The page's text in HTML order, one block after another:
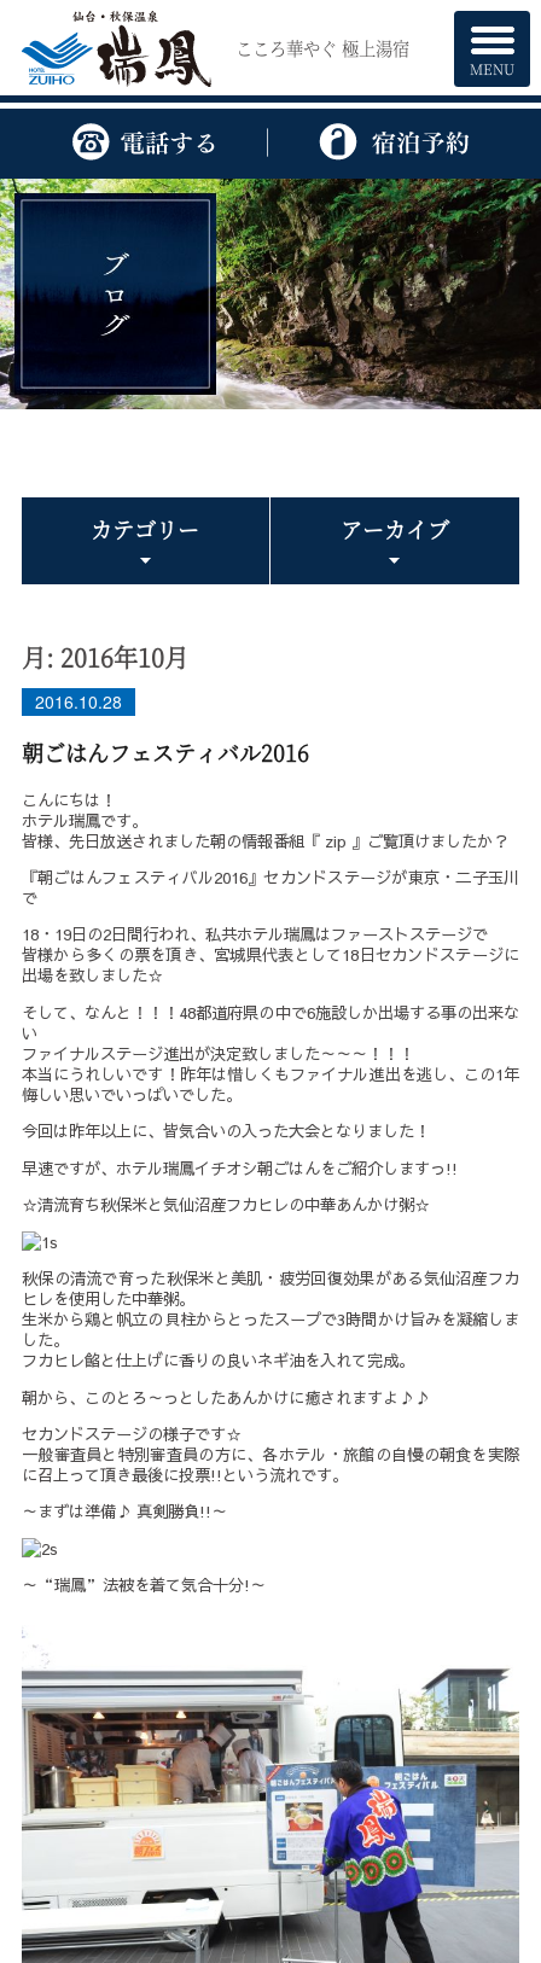
こころ華やぐ 極上湯宿
MENU
カテゴリー アーカイブ
月: 2016年10月
2016.10.28
朝ごはんフェスティバル2016
こんにちは！
ホテル瑞鳳です。
皆様、先日放送されました朝の情報番組『 zip 』ご覧頂けましたか？
『朝ごはんフェスティバル2016』セカンドステージが東京・二子玉川
で
18・19日の2日間行われ、私共ホテル瑞鳳はファーストステージで
皆様から多くの票を頂き、宮城県代表として18日セカンドステージに
出場を致しました☆
そして、なんと！！！48都道府県の中で6施設しか出場する事の出来な
い
ファイナルステージ進出が決定致しました～～～！！！
本当にうれしいです！昨年は惜しくもファイナル進出を逃し、この1年
悔しい思いでいっぱいでした。
今回は昨年以上に、皆気合いの入った大会となりました！
早速ですが、ホテル瑞鳳イチオシ朝ごはんをご紹介しますっ!!
☆清流育ち秋保米と気仙沼産フカヒレの中華あんかけ粥☆
秋保の清流で育った秋保米と美肌・疲労回復効果がある気仙沼産フカ
ヒレを使用した中華粥。
生米から鶏と帆立の貝柱からとったスープで3時間かけ旨みを凝縮しま
した。
フカヒレ餡と仕上げに香りの良いネギ油を入れて完成。
朝から、このとろ～っとしたあんかけに癒されますよ♪♪
セカンドステージの様子です☆
一般審査員と特別審査員の方に、各ホテル・旅館の自慢の朝食を実際
に召上って頂き最後に投票!!という流れです。
～まずは準備♪ 真剣勝負!!～
～“瑞鳳”法被を着て気合十分!～